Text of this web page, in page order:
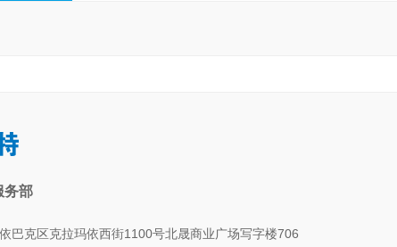
务部
巴克区克拉玛依西街1100号北晟商业广场写字楼706